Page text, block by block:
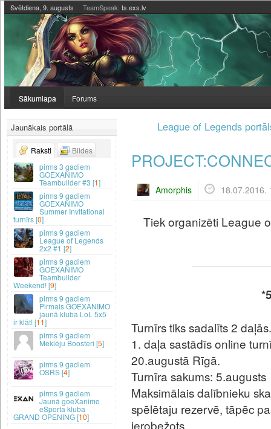
Svētdiena, 9. augusts TeamSpeak: ts.exs.lv
Sākumlapa Forums
League of Legends
Amorphis 18.07.2016.
Tiek organizēti League
Turnīrs tiks sadalīts 2
1. daļa sastādīs online
20.augustā Rīgā.
Turnīra sakums: 5.augusts
Maksimālais dalībnieku
spēlētaju rezervē, tāpēc
ierobežots
Jaunākais portālā
Raksti
Bildes
3 gadiem
GOEXANIMO
Teambuilder #3 [1]
9 gadiem
GOEXANIMO
Summer Invitational
turnīrs [0]
9 gadiem
League of Legends
2x2 #1 [2]
9 gadiem
GOEXANIMO
Teambuilder
Weekend! [9]
9 gadiem
Pirmais GOEXANIMO
jaunā kluba LoL 5x5
ir klāt! [11]
9 gadiem
Meklēju Boosteri [5]
9 gadiem
OSRS [4]
9 gadiem
Jaunā goeXanimo
eSporta kluba
GRAND OPENING [10]